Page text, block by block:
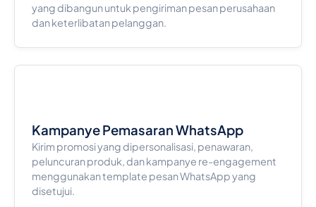
yang dibangun untuk pengiriman pesan perusahaan
dan keterlibatan pelanggan.
Kampanye Pemasaran WhatsApp
Kirim promosi yang dipersonalisasi, penawaran,
peluncuran produk, dan kampanye re-engagement
menggunakan template pesan WhatsApp yang
disetujui.